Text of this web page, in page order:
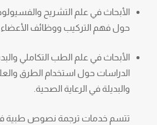
الأبحاث في علم التشريح
حول فهم التركيب ووظائف
الأبحاث في علم الطب التكاملي
الدراسات حول استخدام الطرق
والبديلة في الرعاية الصحية.
تتسم خدمات ترجمة نصوص طبية